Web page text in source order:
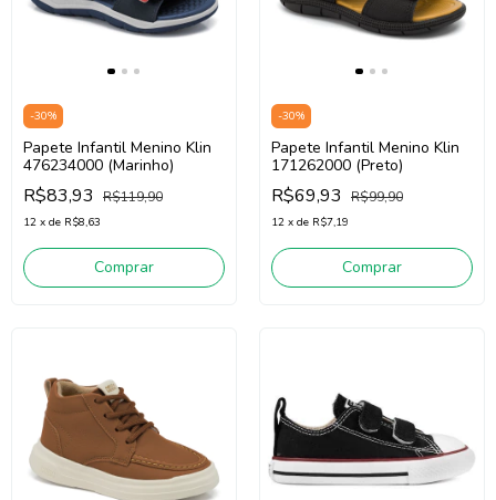
-30%
Papete Infantil Menino Klin
476234000 (Marinho)
R$83,93 R$119,90
12 x de R$8,63
Comprar
-30%
Papete Infantil Menino Klin
171262000 (Preto)
R$69,93 R$99,90
12 x de R$7,19
Comprar